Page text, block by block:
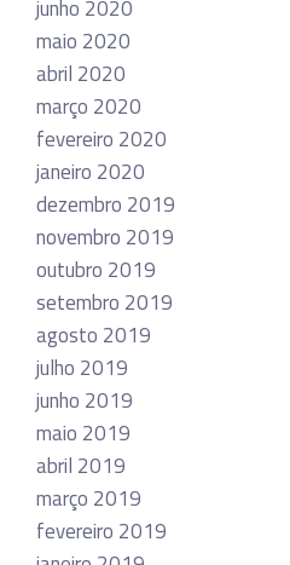
junho 2020
maio 2020
abril 2020
março 2020
fevereiro 2020
janeiro 2020
dezembro 2019
novembro 2019
outubro 2019
setembro 2019
agosto 2019
julho 2019
junho 2019
maio 2019
abril 2019
março 2019
fevereiro 2019